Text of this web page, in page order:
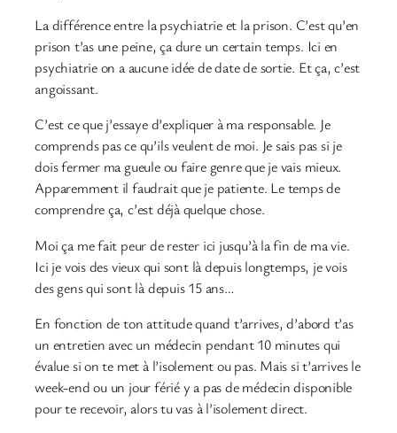
La différence entre la psychiatrie et la prison. C’est qu’en
prison t’as une peine, ça dure un certain temps. Ici en
psychiatrie on a aucune idée de date de sortie. Et ça, c’est
angoissant.
C’est ce que j’essaye d’expliquer à ma responsable. Je
comprends pas ce qu’ils veulent de moi. Je sais pas si je
dois fermer ma gueule ou faire genre que je vais mieux.
Apparemment il faudrait que je patiente. Le temps de
comprendre ça, c’est déjà quelque chose.
Moi ça me fait peur de rester ici jusqu’à la fin de ma vie.
Ici je vois des vieux qui sont là depuis longtemps, je vois
des gens qui sont là depuis 15 ans…
En fonction de ton attitude quand t’arrives, d’abord t’as
un entretien avec un médecin pendant 10 minutes qui
évalue si on te met à l’isolement ou pas. Mais si t’arrives le
week-end ou un jour férié y a pas de médecin disponible
pour te recevoir, alors tu vas à l’isolement direct.